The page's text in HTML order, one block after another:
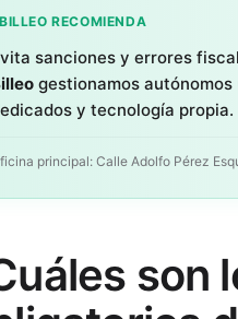
BILLEO RECOMIENDA
sanciones y errores
gestionamos
y tecnología propia.
principal: Calle Adolfo Pérez
son